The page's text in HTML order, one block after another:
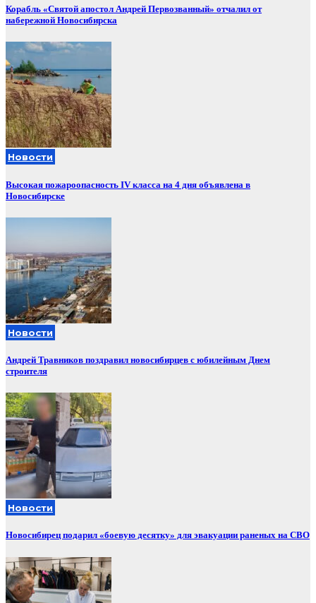
Корабль «Святой апостол Андрей Первозванный» отчалил от
набережной Новосибирска
Новости
Высокая пожароопасность IV класса на 4 дня объявлена в
Новосибирске
Новости
Андрей Травников поздравил новосибирцев с юбилейным Днем
строителя
Новости
Новосибирец подарил «боевую десятку» для эвакуации раненых на СВО